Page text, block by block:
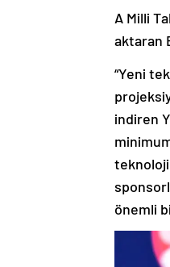
A Milli
aktaran
“Yeni
indiren
teknoloji
önemli